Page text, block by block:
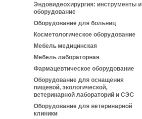
Эндовидеохирургия: инструменты и
оборудование
Оборудование для больниц
Косметологическое оборудование
Мебель медицинская
Мебель лабораторная
Фармацевтическое оборудование
Оборудование для оснащения
пищевой, экологической,
ветеринарной лабораторий и СЭС
Оборудование для ветеринарной
клиники